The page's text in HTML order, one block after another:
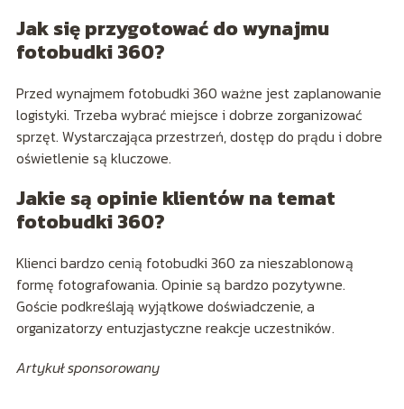
Jak się przygotować do wynajmu
fotobudki 360?
Przed wynajmem fotobudki 360 ważne jest zaplanowanie
logistyki. Trzeba wybrać miejsce i dobrze zorganizować
sprzęt. Wystarczająca przestrzeń, dostęp do prądu i dobre
oświetlenie są kluczowe.
Jakie są opinie klientów na temat
fotobudki 360?
Klienci bardzo cenią fotobudki 360 za nieszablonową
formę fotografowania. Opinie są bardzo pozytywne.
Goście podkreślają wyjątkowe doświadczenie, a
organizatorzy entuzjastyczne reakcje uczestników.
Artykuł sponsorowany